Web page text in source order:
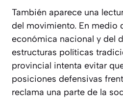
También aparece una
del movimiento. En medio
económica nacional y del
estructuras políticas
provincial intenta evitar
posiciones defensivas
reclama una parte de la